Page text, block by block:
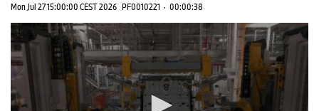
Mon Jul 27 15:00:00 CEST 2026 PF0010221 · 00:00:38